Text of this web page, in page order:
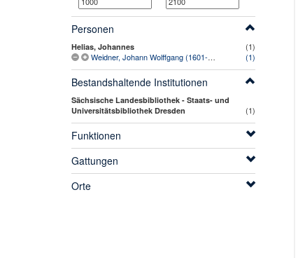
Personen
Helias, Johannes
(1)
Weidner, Johann Wolffgang (1601-1669)
(1)
Bestandshaltende Institutionen
Sächsische Landesbibliothek - Staats- und
Universitätsbibliothek Dresden
(1)
Funktionen
Gattungen
Orte